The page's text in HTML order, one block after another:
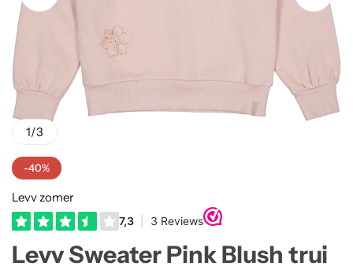
1/3
-40%
Levv zomer
Levv Sweater Pink Blush trui
Truien
Rokjes
T-shirts meisjes
Truien Meisjes
Vesten meisjes
Rellix Zomer
Like Flo zomer